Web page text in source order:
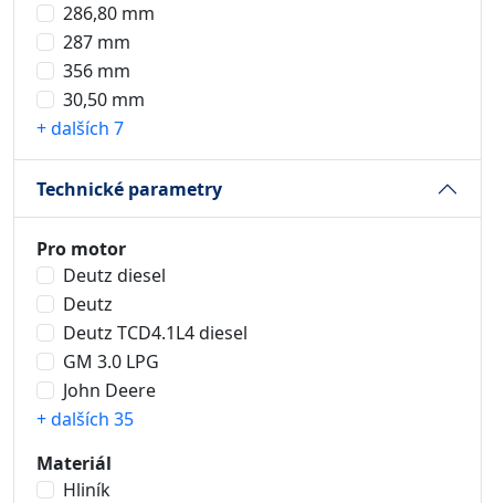
286,80 mm
287 mm
356 mm
30,50 mm
+ dalších 7
Technické parametry
Pro motor
Deutz diesel
Deutz
Deutz TCD4.1L4 diesel
GM 3.0 LPG
John Deere
+ dalších 35
Materiál
Hliník